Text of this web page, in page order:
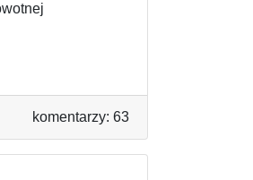
komentarzy: 63